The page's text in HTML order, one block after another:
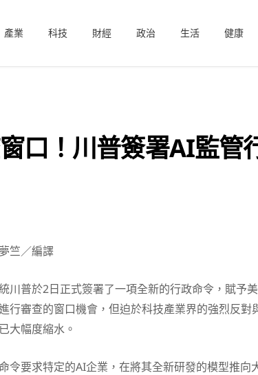
產業 科技 財經 政治 生活 健康
口！川普簽署AI監管
竺／編譯
川普於2日正式簽署了一項全新的行政命令，賦予
行審查的窗口機會，但迫於科技產業界的強烈反對
大幅度縮水。
令要求特定的AI企業，在將其全新研發的模型推向